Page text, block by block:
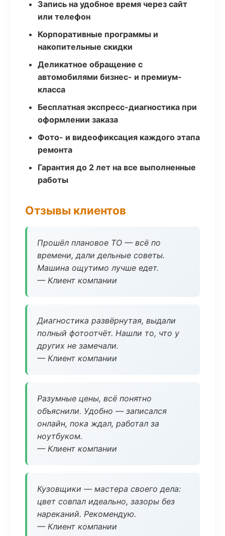
Запись на удобное время через сайт
или телефон
Корпоративные программы и
накопительные скидки
Деликатное обращение с
автомобилями бизнес- и премиум-
класса
Бесплатная экспресс-диагностика при
оформлении заказа
Фото- и видеофиксация каждого этапа
ремонта
Гарантия до 2 лет на все выполненные
работы
Отзывы клиентов
Прошёл плановое ТО — всё по
времени, дали дельные советы.
Машина ощутимо лучше едет.
— Клиент компании
Диагностика развёрнутая, выдали
полный фотоотчёт. Нашли то, что у
других не замечали.
— Клиент компании
Разумные цены, всё понятно
объяснили. Удобно — записался
онлайн, пока ждал, работал за
ноутбуком.
— Клиент компании
Кузовщики — мастера своего дела:
цвет совпал идеально, зазоры без
нареканий. Рекомендую.
— Клиент компании